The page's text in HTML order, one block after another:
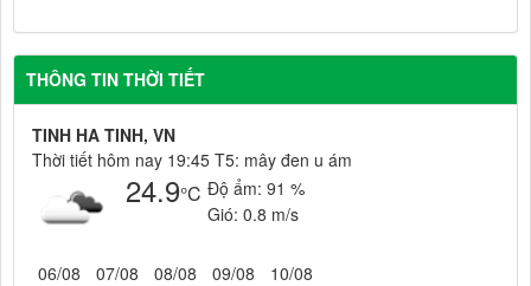
THÔNG TIN THỜI TIẾT
TINH HA TINH, VN
Thời tiết hôm nay 19:45 T5: mây đen u ám
24.9°C Độ ẩm: 91 %
Gió: 0.8 m/s
06/08 07/08 08/08 09/08 10/08